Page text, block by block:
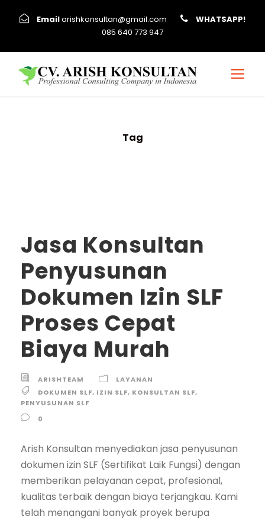
Emailarishkonsultan@gmail.com
WHATSAPP!
085 640 773 947
Tag
Jasa Konsultan
Penyusunan
Dokumen Izin SLF
Proses Cepat
Biaya Murah
ARISHTEAM
LAYANAN
DOKUMEN SLF, IZIN SLF, KONSULTAN SLF,
PENYUSUNAN SLF
0
Arish Konsultan menyediakan jasa penyusunan
dokumen izin SLF (Sertifikat Laik Fungsi) dengan
memberikan pelayanan cepat, profesional,
kualitas terbaik dengan biaya terjangkau. Kami
telah menangani banyak proyek berupa